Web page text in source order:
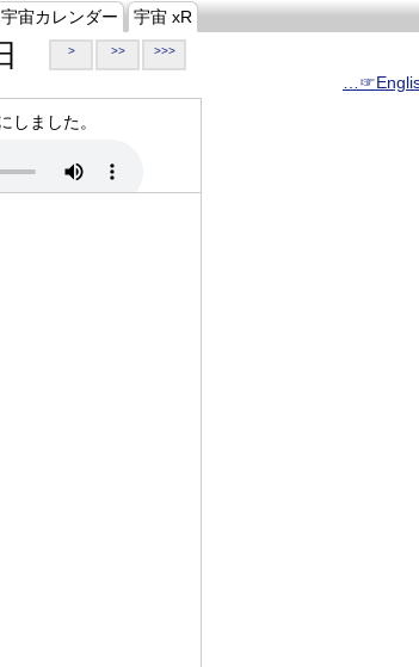
宇宙カレンダー 宇宙 xR
> >> >>>
しました。